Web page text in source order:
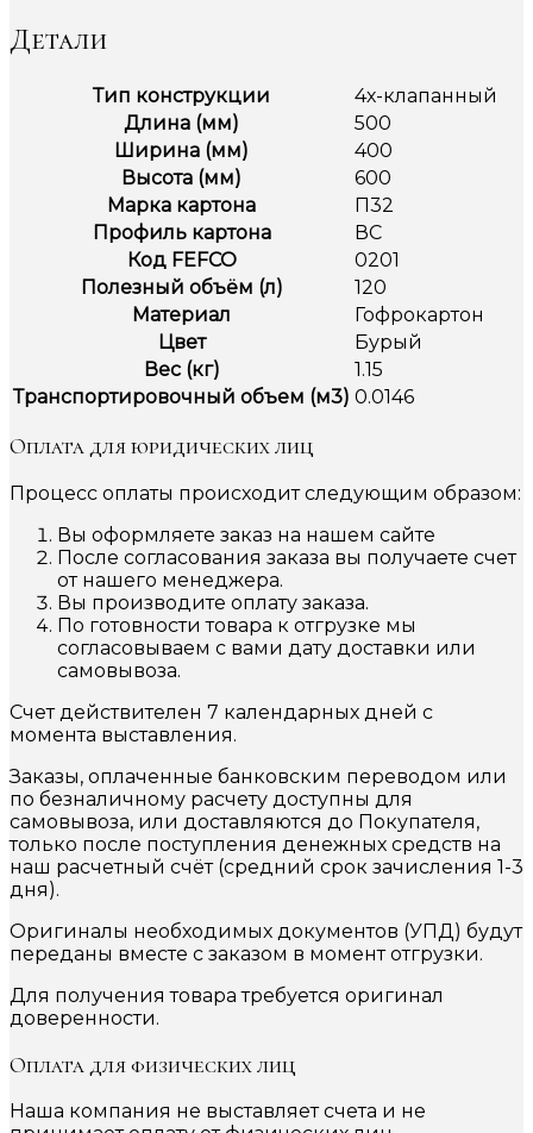
Детали
Тип конструкции
4х-клапанный
Длина (мм)
500
Ширина (мм)
400
Высота (мм)
600
Марка картона
П32
Профиль картона
ВС
Код FEFCO
0201
Полезный объём (л)
120
Материал
Гофрокартон
Цвет
Бурый
Вес (кг)
1.15
Транспортировочный объем (м3) 0.0146
Оплата для юридических лиц
Процесс оплаты происходит следующим образом:
Вы оформляете заказ на нашем сайте
После согласования заказа вы получаете счет
от нашего менеджера.
Вы производите оплату заказа.
По готовности товара к отгрузке мы
согласовываем с вами дату доставки или
самовывоза.
Счет действителен 7 календарных дней с
момента выставления.
Заказы, оплаченные банковским переводом или
по безналичному расчету доступны для
самовывоза, или доставляются до Покупателя,
только после поступления денежных средств на
наш расчетный счёт (средний срок зачисления 1-3
дня).
Оригиналы необходимых документов (УПД) будут
переданы вместе с заказом в момент отгрузки.
Для получения товара требуется оригинал
доверенности.
Оплата для физических лиц
Наша компания не выставляет счета и не